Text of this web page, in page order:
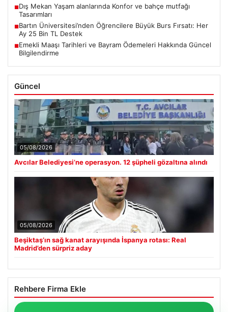
■Dış Mekan Yaşam alanlarında Konfor ve bahçe mutfağı
Tasarımları
■Bartın Üniversitesi’nden Öğrencilere Büyük Burs Fırsatı: Her
Ay 25 Bin TL Destek
■Emekli Maaşı Tarihleri ve Bayram Ödemeleri Hakkında Güncel
Bilgilendirme
Güncel
05/08/2026
Avcılar Belediyesi’ne operasyon. 12 şüpheli gözaltına alındı
05/08/2026
Beşiktaş’ın sağ kanat arayışında İspanya rotası: Real
Madrid’den sürpriz aday
Rehbere Firma Ekle